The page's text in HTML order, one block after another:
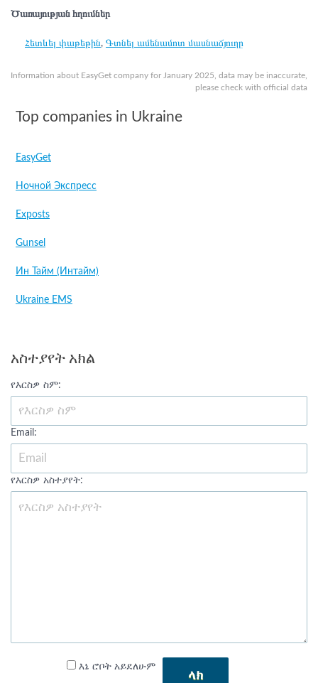
Information about EasyGet company for January 2025, data may be inaccurate,
please check with official data
Ծառայության հղումներ
Հետևել փաթեթին, Գտնել ամենամոտ մասնաճյուղը
Top companies in Ukraine
EasyGet
Ночной Экспресс
Exposts
Gunsel
Ин Тайм (Интайм)
Ukraine EMS
አስተያየት አክል
የእርስዎ ስም:
Email:
የእርስዎ አስተያየት:
እኔ ሮቦት አይደለሁም
ላክ